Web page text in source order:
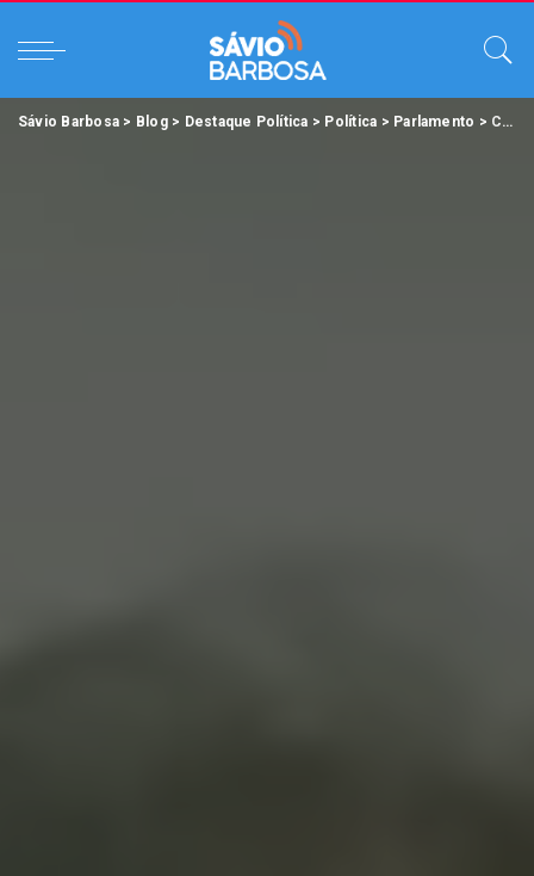
Sávio Barbosa > Blog> Destaque Política > Política > Parlamento > Creche Por todo o Pará e Fundo Esperança são aprovados na Alepa.